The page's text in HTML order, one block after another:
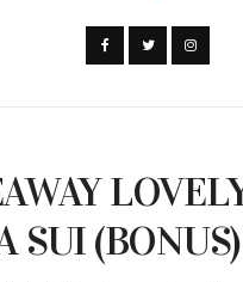
SUI (BONUS)